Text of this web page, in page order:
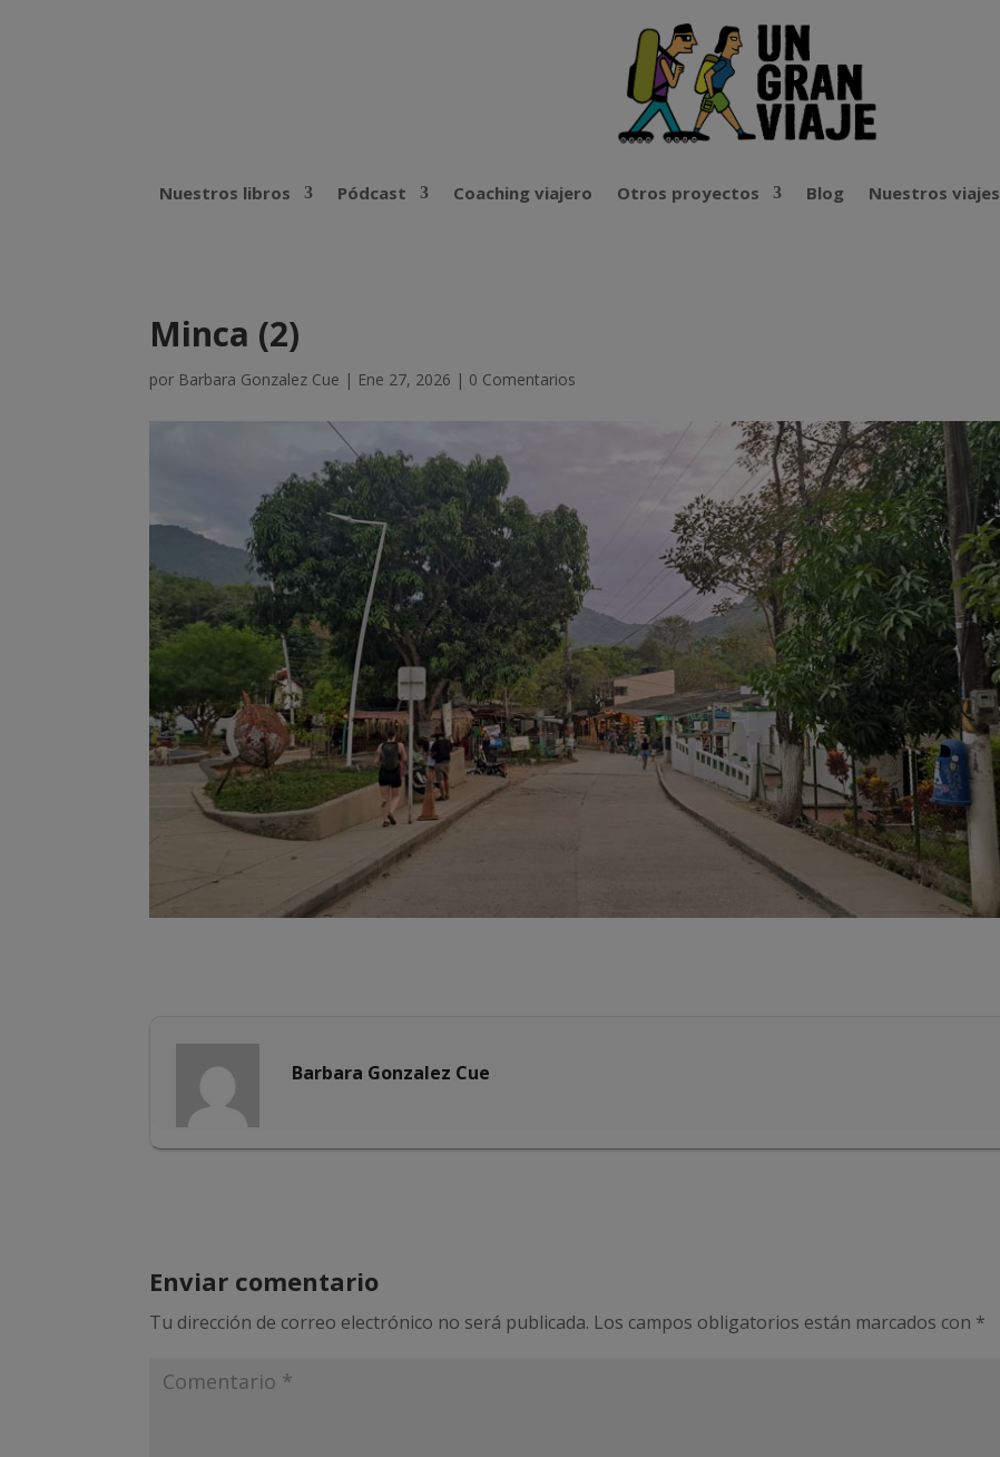
Nuestros libros Pódcast Coaching viajero Otros proyectos Blog Nuestros viajes
Minca (2)
por Barbara Gonzalez Cue | Ene 27, 2026 | 0 Comentarios
Barbara Gonzalez Cue
Enviar comentario
Tu dirección de correo electrónico no será publicada. Los campos obligatorios están marcados con *